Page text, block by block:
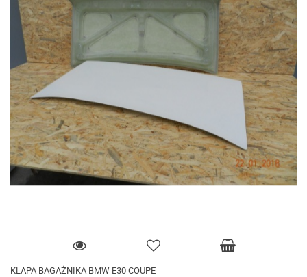
KLAPA BAGAŻNIKA BMW E30 COUPE